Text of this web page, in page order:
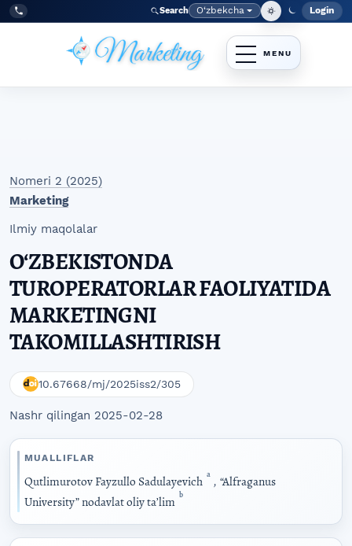
Skip to main navigation menu
Skip to main content
Skip to site footer
Tel:
+998977838464 Search Language
O‘zbekcha Login
Nomeri 2 (2025)
Marketing
Ilmiy maqolalar
OʻZBEKISTONDA
TUROPERATORLAR FAOLIYATIDA
MARKETINGNI
TAKOMILLASHTIRISH
10.67668/mj/2025iss2/305
Nashr qilingan 2025-02-28
MUALLIFLAR
Qutlimurotov Fayzullo Sadulayevich a , “Alfraganus
University” nodavlat oliy taʼlim b